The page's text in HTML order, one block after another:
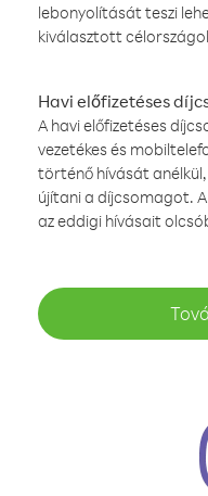
lebonyolítását teszi
kiválasztott
Havi előfizetéses
A havi előfizetéses
vezetékes és
történő hívását
újítani a díjcsomagot.
az eddigi hívásait